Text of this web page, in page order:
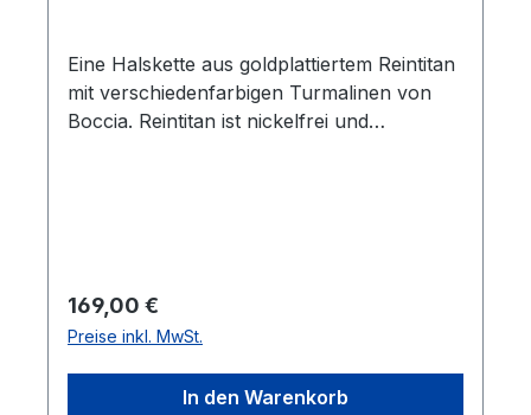
Eine Halskette aus goldplattiertem Reintitan
mit verschiedenfarbigen Turmalinen von
Boccia. Reintitan ist nickelfrei und
Regulärer Preis:
169,00 €
Preise inkl. MwSt.
In den Warenkorb